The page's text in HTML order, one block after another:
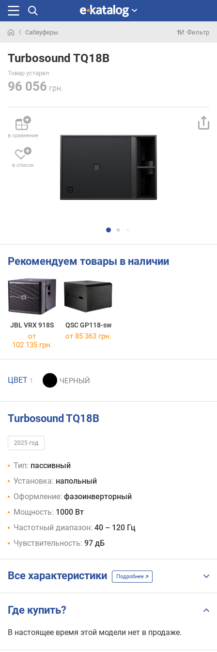
раньше
Сабвуферы Фильтр
Turbosound TQ18B
Товар устарел
96 056 грн.
в сравнение
в список
Рекомендуем товары в наличии
JBL VRX 918S QSC GP118-sw
от
102 135 грн.
от 85 363 грн.
ЦВЕТ 1
Turbosound TQ18B
2025 год
Тип: пассивный
Установка: напольный
Оформление: фазоинверторный
Мощность: 1000 Вт
Частотный диапазон: 40 – 120 Гц
Чувствительность: 97 дБ
Все характеристики Подробнее
Где купить?
В настоящее время этой модели нет в продаже.